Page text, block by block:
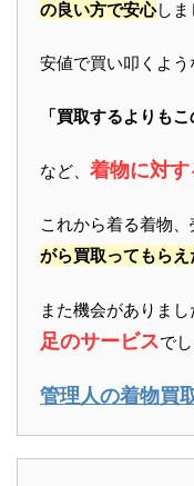
の良い方で安心しま
安値で買い叩くよう
「買取するよりも
など、 着物に対
これから着る着物、
がら買取ってもら
また機会がありま
足のサービスでし
管理人の着物買